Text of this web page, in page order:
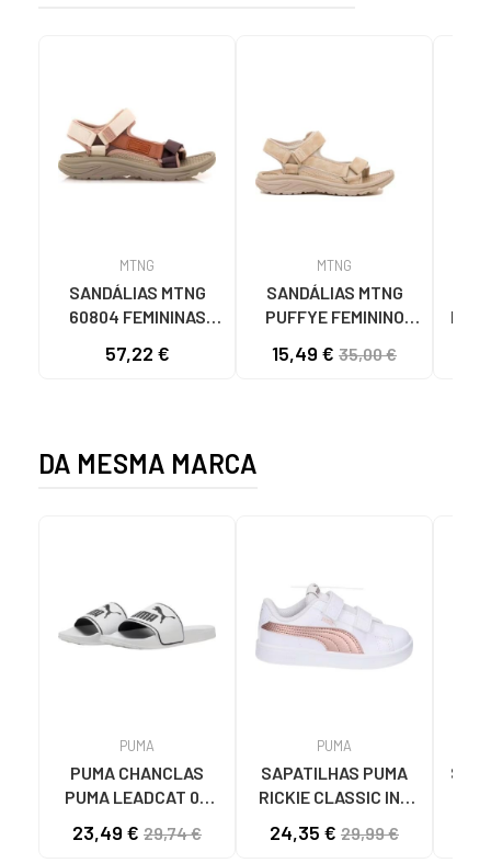
MTNG
SANDÁLIAS MTNG
60804 FEMININAS
TELHA/NEOPRENE
57,22 €
MTNG
SANDÁLIAS MTNG
PUFFYE FEMININO
C60056 C60056 -
15,49 € 35,00 €
DA MESMA MARCA
PUMA
PUMA CHANCLAS
PUMA LEADCAT 02
BLANCAS 02 WHITE
23,49 € 29,74 €
PUMA
SAPATILHAS PUMA
RICKIE CLASSIC INF
DOURADO - REF.
24,35 € 29,99 €